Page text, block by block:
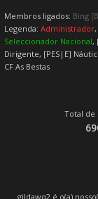
Membros ligados: Bing
Legenda: Administrador,
Seleccionador Nacional,
Dirigente, [PES|E]
CF As Bestas
Total de
gildawq2 é o(a)